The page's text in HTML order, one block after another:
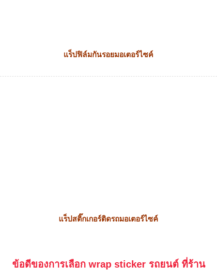
แร็ปฟิล์มกันรอยมอเตอร์ไซค์
แร็ปสติ๊กเกอร์ติดรถมอเตอร์ไซค์
ข้อดีของการเลือก wrap sticker รถยนต์ ที่ร้าน